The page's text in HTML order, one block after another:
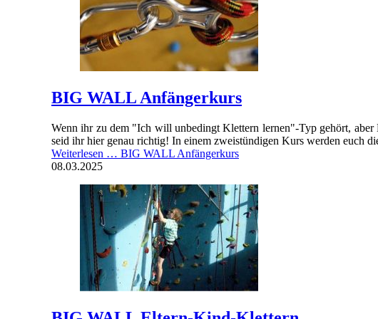
BIG WALL Anfängerkurs
Wenn ihr zu dem "Ich will unbedingt Klettern lernen"-Typ gehört,
seid ihr hier genau richtig! In einem zweistündigen Kurs werden euch
Weiterlesen … BIG WALL Anfängerkurs
08.03.2025